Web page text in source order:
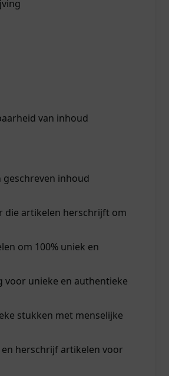
van inhoud
inhoud
die artikelen herschrijft om
om 100% uniek en
voor unieke en authentieke
stukken met menselijke
herschrijf artikelen voor